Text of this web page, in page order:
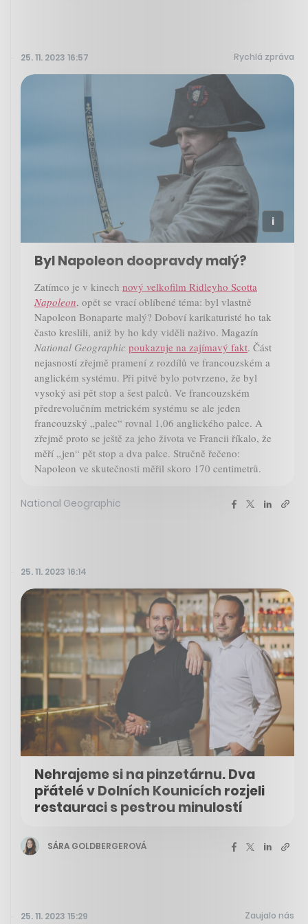
25. 11. 2023 16:57 Rychlá zpráva
Byl Napoleon doopravdy malý?
Zatímco je v kinech nový velkofilm Ridleyho Scotta
Napoleon, opět se vrací oblíbené téma: byl vlastně
Napoleon Bonaparte malý? Doboví karikaturisté ho tak
často kreslili, aniž by ho kdy viděli naživo. Magazín
National Geographic poukazuje na zajímavý fakt. Část
nejasností zřejmě pramení z rozdílů ve francouzském a
anglickém systému. Při pitvě bylo potvrzeno, že byl
vysoký asi pět stop a šest palců. Ve francouzském
předrevolučním metrickém systému se ale jeden
francouzský „palec“ rovnal 1,06 anglického palce. A
zřejmě proto se ještě za jeho života ve Francii říkalo, že
měří „jen“ pět stop a dva palce. Stručně řečeno:
Napoleon ve skutečnosti měřil skoro 170 centimetrů.
National Geographic
25. 11. 2023 16:14
Nehrajeme si na pinzetárnu. Dva
přátelé v Dolních Kounicích rozjeli
restauraci s pestrou minulostí
SÁRA GOLDBERGEROVÁ
25. 11. 2023 15:29 Zaujalo nás